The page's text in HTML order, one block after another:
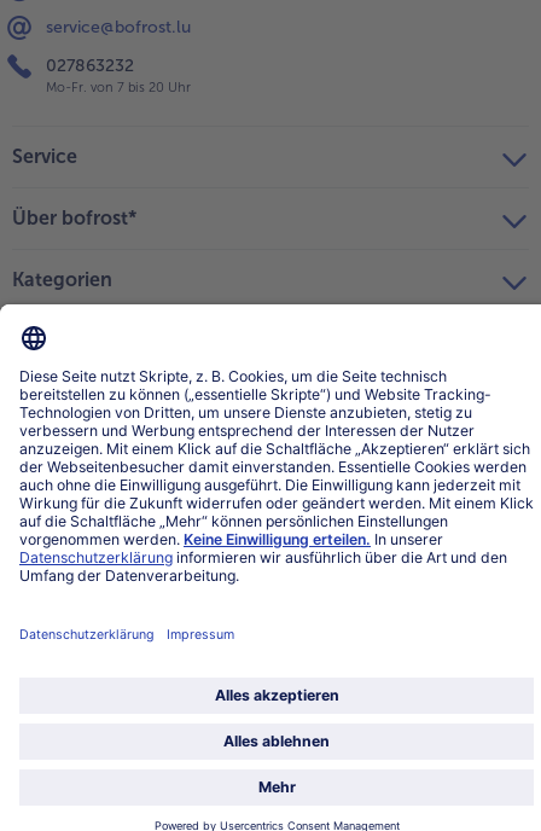
service@bofrost.lu
027863232
Mo-Fr. von 7 bis 20 Uhr
Service
Über bofrost*
Kategorien
Land / Sprache wählen